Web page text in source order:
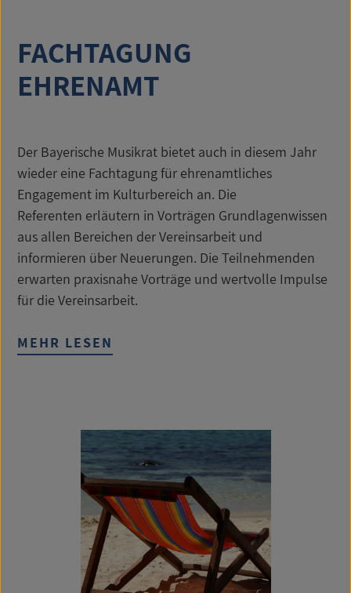
FACHTAGUNG
EHRENAMT
Der Bayerische Musikrat bietet auch in diesem Jahr
wieder eine Fachtagung für ehrenamtliches
Engagement im Kulturbereich an. Die
Referenten erläutern in Vorträgen Grundlagenwissen
aus allen Bereichen der Vereinsarbeit und
informieren über Neuerungen. Die Teilnehmenden
erwarten praxisnahe Vorträge und wertvolle Impulse
für die Vereinsarbeit.
MEHR LESEN